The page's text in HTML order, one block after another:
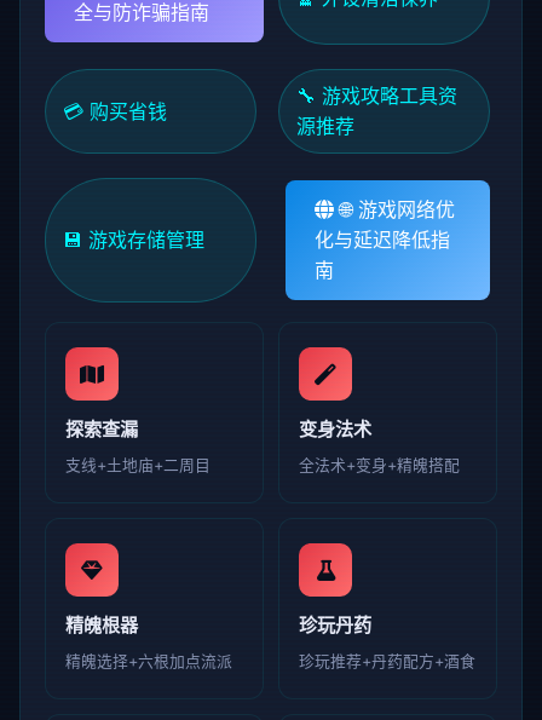
全与防诈骗指南
💳 购买省钱
🔧 游戏攻略工具资
源推荐
💾 游戏存储管理
🌐 游戏网络优
化与延迟降低指
南
探索查漏
支线+土地庙+二周目
变身法术
全法术+变身+精魄搭配
精魄根器
精魄选择+六根加点流派
珍玩丹药
珍玩推荐+丹药配方+酒食